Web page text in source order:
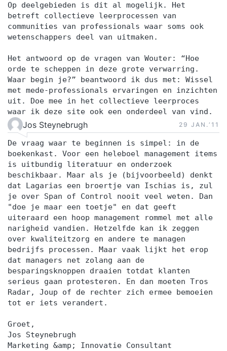
Op deelgebieden is dit al mogelijk. Het
betreft collectieve leerprocessen van
communities van professionals waar soms ook
wetenschappers deel van uitmaken.
Het antwoord op de vragen van Wouter: “Hoe
orde te scheppen in deze grote verwarring.
Waar begin je?” beantwoord ik dus met: Wissel
met mede-professionals ervaringen en inzichten
uit. Doe mee in het collectieve leerproces
waar ik deze site ook een onderdeel van vind.
Jos Steynebrugh 29 JAN.‘11
De vraag waar te beginnen is simpel: in de
boekenkast. Voor een heleboel management items
is uitbundig literatuur en onderzoek
beschikbaar. Maar als je (bijvoorbeeld) denkt
dat Lagarias een broertje van Ischias is, zul
je over Span of Control nooit veel weten. Dan
"doe je maar een toetje" en dat geeft
uiteraard een hoop management rommel met alle
narigheid vandien. Hetzelfde kan ik zeggen
over kwaliteitzorg en andere te managen
bedrijfs processen. Maar vaak lijkt het erop
dat managers net zolang aan de
besparingsknoppen draaien totdat klanten
serieus gaan protesteren. En dan moeten Tros
Radar, Joup of de rechter zich ermee bemoeien
tot er iets verandert.
Groet,
Jos Steynebrugh
Marketing &amp; Innovatie Consultant